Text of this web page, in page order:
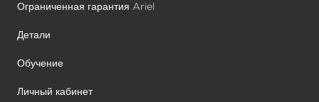
Ограниченная гарантия Ariel
Детали
Обучение
Личный кабинет